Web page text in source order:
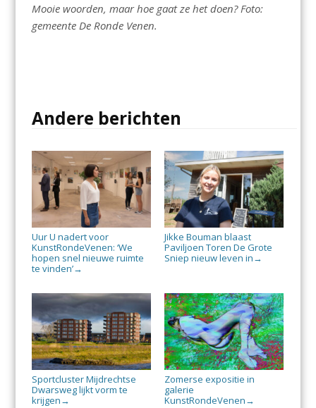
Mooie woorden, maar hoe gaat ze het doen? Foto:
gemeente De Ronde Venen.
Andere berichten
Uur U nadert voor
KunstRondeVenen: ‘We
hopen snel nieuwe ruimte
te vinden’→
Jikke Bouman blaast
Paviljoen Toren De Grote
Sniep nieuw leven in →
Sportcluster Mijdrechtse
Dwarsweg lijkt vorm te
krijgen →
Zomerse expositie in
galerie
KunstRondeVenen →